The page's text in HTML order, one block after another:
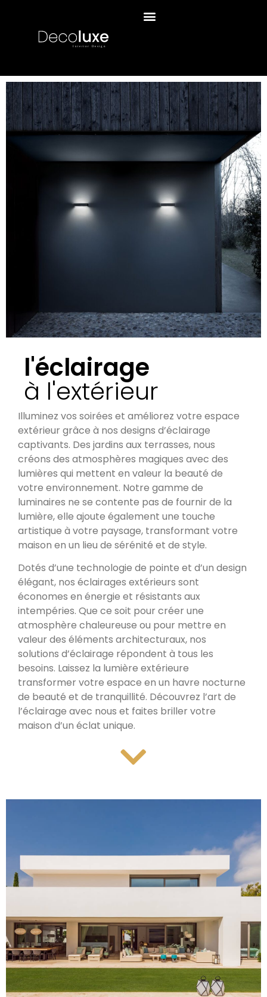
l'éclairage
à l'extérieur
Illuminez vos soirées et améliorez votre espace
extérieur grâce à nos designs d’éclairage
captivants. Des jardins aux terrasses, nous
créons des atmosphères magiques avec des
lumières qui mettent en valeur la beauté de
votre environnement. Notre gamme de
luminaires ne se contente pas de fournir de la
lumière, elle ajoute également une touche
artistique à votre paysage, transformant votre
maison en un lieu de sérénité et de style.
Dotés d’une technologie de pointe et d’un design
élégant, nos éclairages extérieurs sont
économes en énergie et résistants aux
intempéries. Que ce soit pour créer une
atmosphère chaleureuse ou pour mettre en
valeur des éléments architecturaux, nos
solutions d’éclairage répondent à tous les
besoins. Laissez la lumière extérieure
transformer votre espace en un havre nocturne
de beauté et de tranquillité. Découvrez l’art de
l’éclairage avec nous et faites briller votre
maison d’un éclat unique.